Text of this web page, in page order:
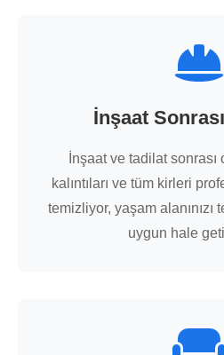
İnşaat
İnşaat ve tadilat
kalıntıları ve tüm kirleri
temizliyor, yaşam alanınızı
uygun hale